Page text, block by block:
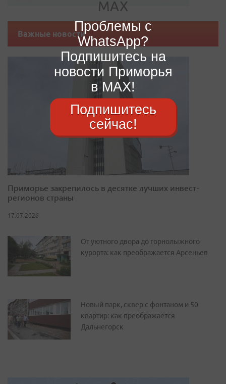
Важные новости
Приморье закрепилось в десятке лучших инвест-
регионов страны
17.07.2026
От уютного двора до горнолыжного
курорта: как преображается Арсеньев
Новый парк, сквер с фонтаном и 50
квартир: как преображается
Дальнегорск
Проблемы с
WhatsApp?
Подпишитесь на
новости Приморья
в MAX!
Подпишитесь
сейчас!